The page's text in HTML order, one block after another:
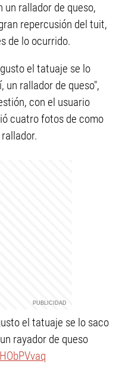
un rallador de queso,
repercusión del tuit,
de lo ocurrido.
el tatuaje se lo
un rallador de queso",
con el usuario
cuatro fotos de como
el tatuaje se lo saco
rayador de queso